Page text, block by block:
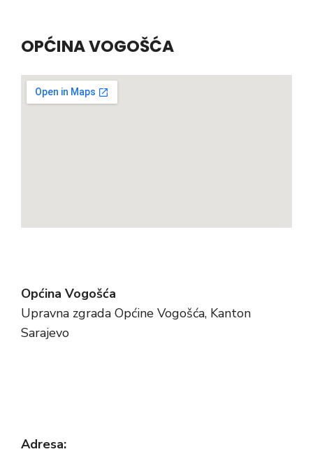
OPĆINA VOGOŠĆA
Općina Vogošća
Upravna zgrada Općine Vogošća, Kanton
Sarajevo
Adresa: